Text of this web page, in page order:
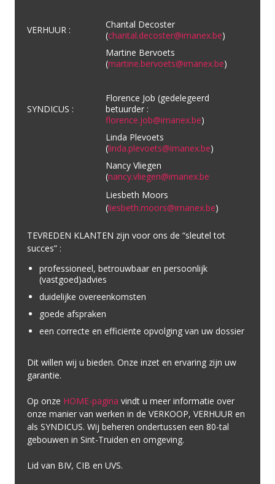
VERHUUR :
Chantal Decoster
(chantal.decoster@imanex.be)
Martine Bervoets
(martine.bervoets@imanex.be)
SYNDICUS :
Florence Job (gedelegeerd
betuurder :
florence.job@imanex.be)
Linda Plevoets
(linda.plevoets@imanex.be)
Nancy Vliegen
(nancy.vliegen@imanex.be
Liesbeth Moors
(liesbeth.moors@imanex.be)
TEVREDEN KLANTEN zijn voor ons de “sleutel tot
succes” :
professioneel, betrouwbaar en persoonlijk
(vastgoed)advies
duidelijke overeenkomsten
goede afspraken
een correcte en efficiënte opvolging van uw dossier
Dit willen wij u bieden. Onze inzet en ervaring zijn uw
garantie.
Op onze HOME-pagina vindt u meer informatie over
onze manier van werken in de VERKOOP, VERHUUR en
als SYNDICUS. Wij beheren ondertussen een 80-tal
gebouwen in Sint-Truiden en omgeving.
Lid van BIV, CIB en UVS.